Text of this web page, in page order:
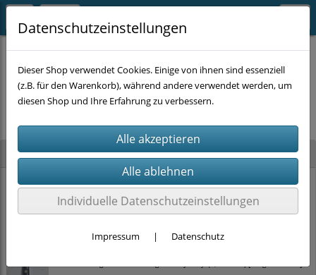
Neu im Shop
STAHLKAISER Ratschen-Ringmaulschlüssel-Satz (22-tlg., SW 6–32 mm) im
Koffer
100,00 €
Es wurden leider keine Produkte gefunden.
Datenschutzeinstellungen
Dieser Shop verwendet Cookies. Einige von ihnen sind essenziell
(z.B. für den Warenkorb), während andere verwendet werden, um
diesen Shop und Ihre Erfahrung zu verbessern.
Individuelle Datenschutzeinstellungen
Impressum | Datenschutz